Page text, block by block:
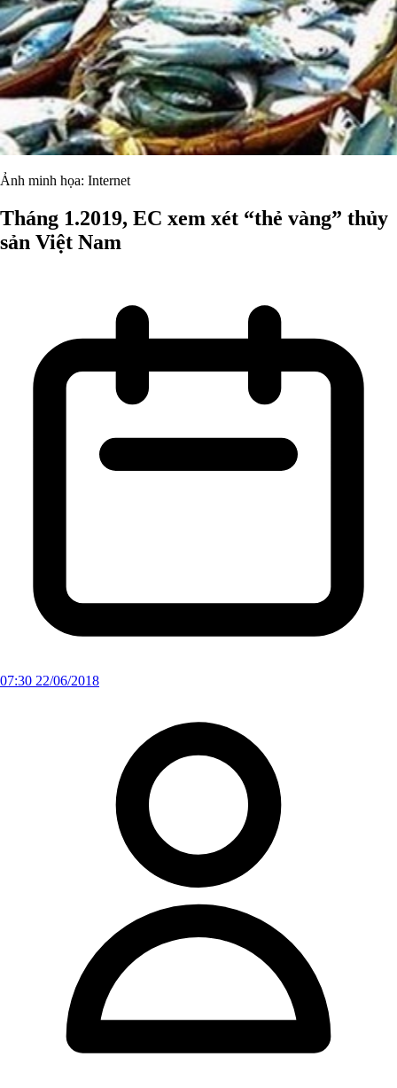
Ảnh minh họa: Internet
Tháng 1.2019, EC xem xét “thẻ vàng” thủy
sản Việt Nam
07:30 22/06/2018